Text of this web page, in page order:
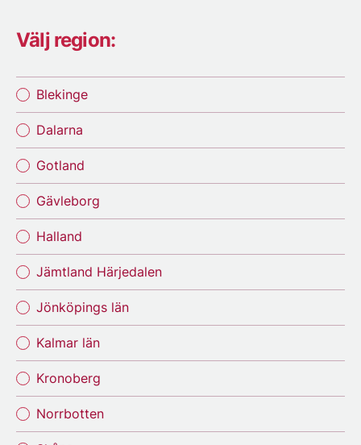
Välj region:
Blekinge
Dalarna
Gotland
Gävleborg
Halland
Jämtland Härjedalen
Jönköpings län
Kalmar län
Kronoberg
Norrbotten